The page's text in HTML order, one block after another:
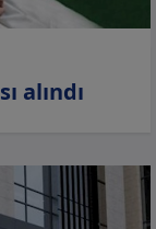
alındı